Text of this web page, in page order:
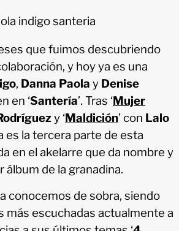
que fuimos descubriendo
y hoy ya es una
, Danna Paola y Denise
en ‘Santería’. Tras ‘Mujer
y ‘Maldición’ con Lalo
es la tercera parte de esta
en el akelarre que da nombre y
álbum de la granadina.
conocemos de sobra, siendo
más escuchadas actualmente a